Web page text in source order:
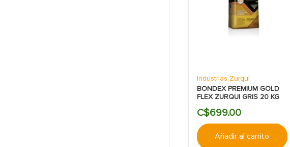
Industrias Zurquí
BONDEX PREMIUM GOLD
FLEX ZURQUI GRIS 20 KG
C$699.00
Añadir al carrito